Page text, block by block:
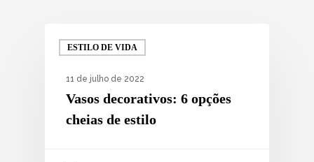
ESTILO DE VIDA
11 de julho de 2022
Vasos decorativos: 6 opções
cheias de estilo